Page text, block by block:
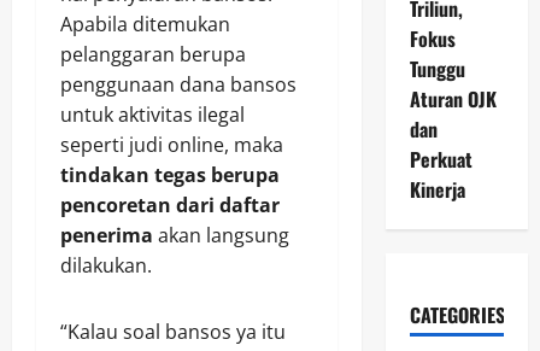
Apabila ditemukan
pelanggaran berupa
penggunaan dana bansos
untuk aktivitas ilegal
seperti judi online, maka
tindakan tegas berupa
pencoretan dari daftar
penerima akan langsung
dilakukan.
“Kalau soal bansos ya itu
Triliun,
Fokus
Tunggu
Aturan OJK
dan
Perkuat
Kinerja
CATEGORIES